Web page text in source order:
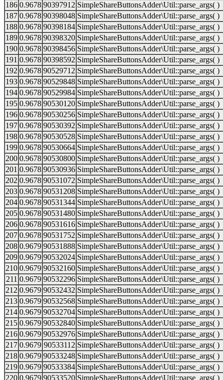
186 0.9678 90397912 SimpleShareButtonsAdder\Util::parse_args( )
187 0.9678 90398048 SimpleShareButtonsAdder\Util::parse_args( )
188 0.9678 90398184 SimpleShareButtonsAdder\Util::parse_args( )
189 0.9678 90398320 SimpleShareButtonsAdder\Util::parse_args( )
190 0.9678 90398456 SimpleShareButtonsAdder\Util::parse_args( )
191 0.9678 90398592 SimpleShareButtonsAdder\Util::parse_args( )
192 0.9678 90529712 SimpleShareButtonsAdder\Util::parse_args( )
193 0.9678 90529848 SimpleShareButtonsAdder\Util::parse_args( )
194 0.9678 90529984 SimpleShareButtonsAdder\Util::parse_args( )
195 0.9678 90530120 SimpleShareButtonsAdder\Util::parse_args( )
196 0.9678 90530256 SimpleShareButtonsAdder\Util::parse_args( )
197 0.9678 90530392 SimpleShareButtonsAdder\Util::parse_args( )
198 0.9678 90530528 SimpleShareButtonsAdder\Util::parse_args( )
199 0.9678 90530664 SimpleShareButtonsAdder\Util::parse_args( )
200 0.9678 90530800 SimpleShareButtonsAdder\Util::parse_args( )
201 0.9678 90530936 SimpleShareButtonsAdder\Util::parse_args( )
202 0.9678 90531072 SimpleShareButtonsAdder\Util::parse_args( )
203 0.9678 90531208 SimpleShareButtonsAdder\Util::parse_args( )
204 0.9678 90531344 SimpleShareButtonsAdder\Util::parse_args( )
205 0.9678 90531480 SimpleShareButtonsAdder\Util::parse_args( )
206 0.9678 90531616 SimpleShareButtonsAdder\Util::parse_args( )
207 0.9678 90531752 SimpleShareButtonsAdder\Util::parse_args( )
208 0.9679 90531888 SimpleShareButtonsAdder\Util::parse_args( )
209 0.9679 90532024 SimpleShareButtonsAdder\Util::parse_args( )
210 0.9679 90532160 SimpleShareButtonsAdder\Util::parse_args( )
211 0.9679 90532296 SimpleShareButtonsAdder\Util::parse_args( )
212 0.9679 90532432 SimpleShareButtonsAdder\Util::parse_args( )
213 0.9679 90532568 SimpleShareButtonsAdder\Util::parse_args( )
214 0.9679 90532704 SimpleShareButtonsAdder\Util::parse_args( )
215 0.9679 90532840 SimpleShareButtonsAdder\Util::parse_args( )
216 0.9679 90532976 SimpleShareButtonsAdder\Util::parse_args( )
217 0.9679 90533112 SimpleShareButtonsAdder\Util::parse_args( )
218 0.9679 90533248 SimpleShareButtonsAdder\Util::parse_args( )
219 0.9679 90533384 SimpleShareButtonsAdder\Util::parse_args( )
220 0.9679 90533520 SimpleShareButtonsAdder\Util::parse_args( )